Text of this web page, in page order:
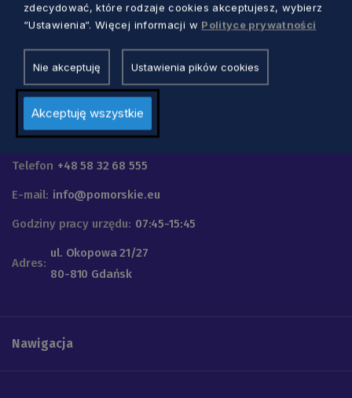
Urząd Marszałkowski
Województwa Pomorskiego
Telefon +48 58 32 68 555
E-mail: info@pomorskie.eu
Godziny pracy urzędu: 07:45-15:45
Adres:
ul. Okopowa 21/27
80-810 Gdańsk
Nawigacja
zdecydować, które rodzaje cookies akceptujesz, wybierz
“Ustawienia“. Więcej informacji w Polityce prywatności
Nie akceptuję Ustawienia pików cookies
Akceptuję wszystkie